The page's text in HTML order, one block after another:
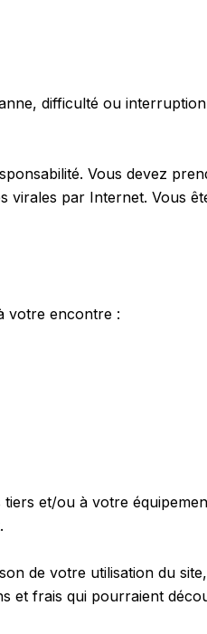
difficulté ou
Vous devez
par Internet. Vous
votre encontre :
tiers et/ou à votre
de votre utilisation du
et frais qui pourraient